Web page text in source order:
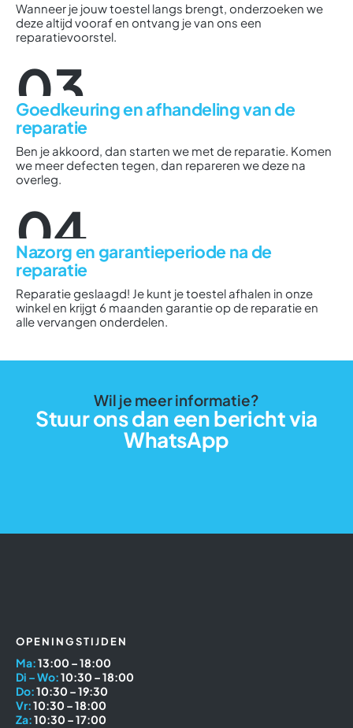
Wanneer je jouw toestel langs brengt, onderzoeken we
deze altijd vooraf en ontvang je van ons een
reparatievoorstel.
03
Goedkeuring en afhandeling van de
reparatie
Ben je akkoord, dan starten we met de reparatie. Komen
we meer defecten tegen, dan repareren we deze na
overleg.
04
Nazorg en garantieperiode na de
reparatie
Reparatie geslaagd! Je kunt je toestel afhalen in onze
winkel en krijgt 6 maanden garantie op de reparatie en
alle vervangen onderdelen.
Wil je meer informatie?
Stuur ons dan een bericht via
WhatsApp
OPENINGSTIJDEN
Ma:13:00 – 18:00
Di – Wo:10:30 – 18:00
Do:10:30 – 19:30
Vr:10:30 – 18:00
Za:10:30 – 17:00